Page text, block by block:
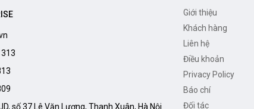
số 37 Lê Văn Lương, Thanh Xuân, Hà Nội
Giới thiệu
Khách hàng
Liên hệ
Điều khoản
Privacy Policy
Báo chí
Đối tác